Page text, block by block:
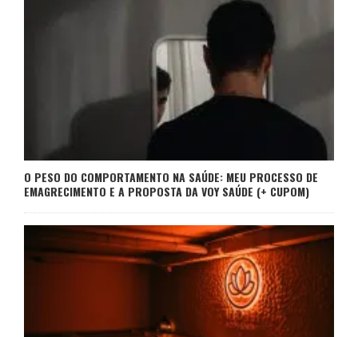
O PESO DO COMPORTAMENTO NA SAÚDE: MEU PROCESSO DE
EMAGRECIMENTO E A PROPOSTA DA VOY SAÚDE (+ CUPOM)